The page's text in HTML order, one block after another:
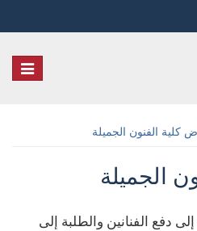
كلية الفنون الجميلة
الجميلة
دفع الفنانين والطلبة إلى